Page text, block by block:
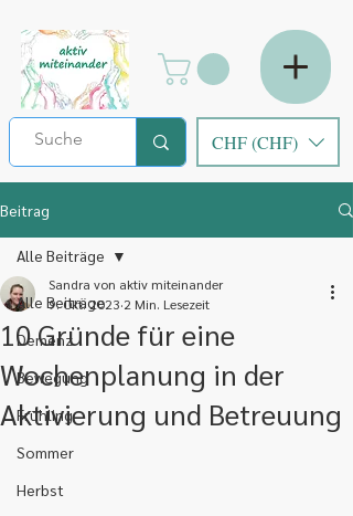
CHF (CHF)
Beitrag
Alle Beiträge
Demenz
Bewegung
Frühling
Sommer
Herbst
Alle Beiträge
10 Gründe für eine
Wochenplanung in der
Aktivierung und Betreuung
Sandra von aktiv miteinander
9. Okt. 2023 2 Min. Lesezeit